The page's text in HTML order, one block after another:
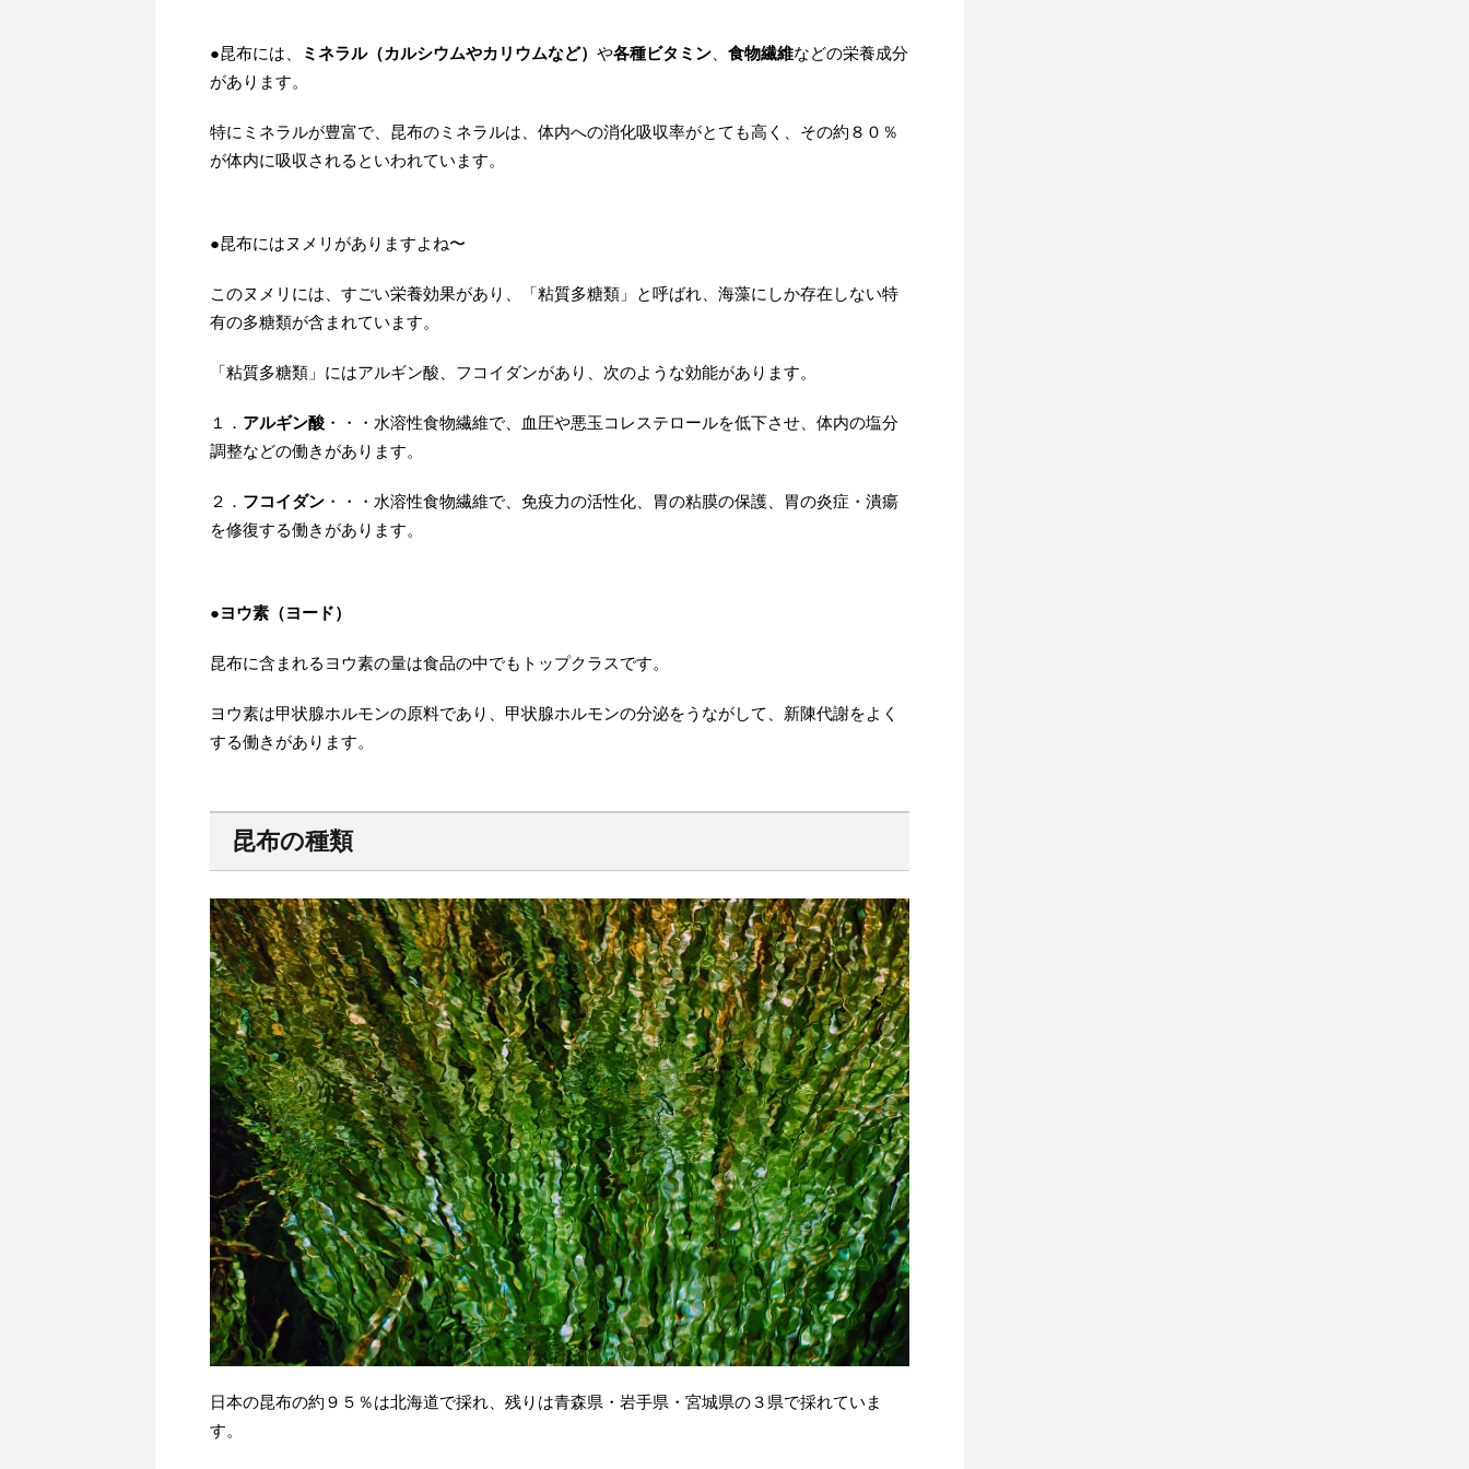
●昆布には、 ミネラル（カルシウムやカリウムなど） や各種ビタミン 食物繊維などの栄養成分
があります。
特にミネラルが豊富で、昆布のミネラルは、体内への消化吸収率がとても高く、その約８０％
が体内に吸収されるといわれています。
●昆布にはヌメリがありますよね〜
このヌメリには、すごい栄養効果があり、「粘質多糖類」と呼ばれ、海藻にしか存在しない特
有の多糖類が含まれています。
「粘質多糖類」にはアルギン酸、フコイダンがあり、次のような効能があります。
１． アルギン酸 ・・・水溶性食物繊維で、血圧や悪玉コレステロールを低下させ、体内の塩分
調整などの働きがあります。
２． フコイダン ・・・水溶性食物繊維で、免疫力の活性化、胃の粘膜の保護、胃の炎症・潰瘍
を修復する働きがあります。
●ヨウ素（ヨード）
昆布に含まれるヨウ素の量は食品の中でもトップクラスです。
ヨウ素は甲状腺ホルモンの原料であり、甲状腺ホルモンの分泌をうながして、新陳代謝をよく
する働きがあります。
昆布の種類
日本の昆布の約９５％は北海道で採れ、残りは青森県・岩手県・宮城県の３県で採れていま
す。